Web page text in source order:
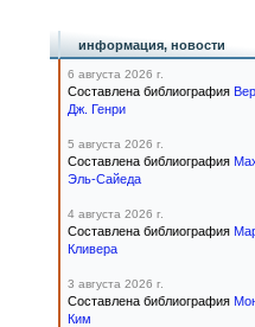
информация, новости
6 августа 2026 г.
Составлена библиография
Дж. Генри
5 августа 2026 г.
Составлена библиография
Эль-Сайеда
4 августа 2026 г.
Составлена библиография
Кливера
3 августа 2026 г.
Составлена библиография
Ким